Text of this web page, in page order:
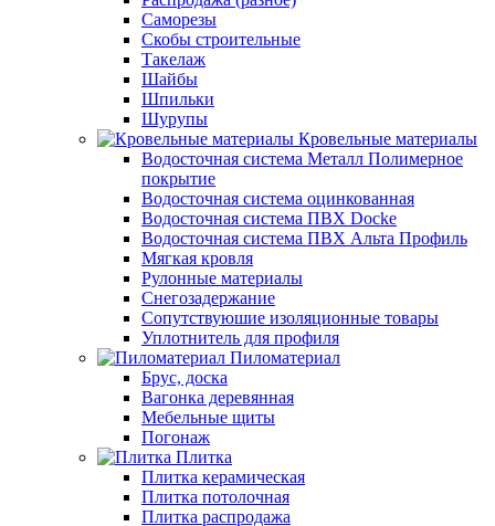
Саморезы
Скобы строительные
Такелаж
Шайбы
Шпильки
Шурупы
Кровельные материалы
Водосточная система Металл Полимерное
покрытие
Водосточная система оцинкованная
Водосточная система ПВХ Docke
Водосточная система ПВХ Альта Профиль
Мягкая кровля
Рулонные материалы
Снегозадержание
Сопутствуюшие изоляционные товары
Уплотнитель для профиля
Пиломатериал
Брус, доска
Вагонка деревянная
Мебельные щиты
Погонаж
Плитка
Плитка керамическая
Плитка потолочная
Плитка распродажа